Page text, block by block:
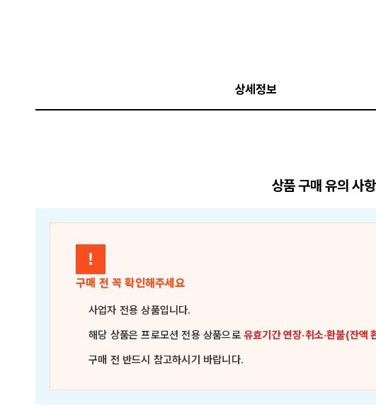
상세정보
상품 구매 유의 사항
!
구매 전 꼭 확인해주세요
사업자 전용 상품입니다.
해당 상품은프로모션 전용 상품으로유효기간 연장·취소·환불(잔액
구매 전 반드시 참고하시기 바랍니다.